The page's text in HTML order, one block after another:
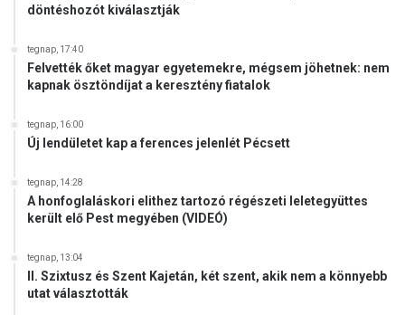
döntéshozót kiválasztják
tegnap, 17:40
Felvették őket magyar egyetemekre, mégsem jöhetnek: nem
kapnak ösztöndíjat a keresztény fiatalok
tegnap, 16:00
Új lendületet kap a ferences jelenlét Pécsett
tegnap, 14:28
A honfoglaláskori elithez tartozó régészeti leletegyüttes
került elő Pest megyében (VIDEÓ)
tegnap, 13:04
II. Szixtusz és Szent Kajetán, két szent, akik nem a könnyebb
utat választották